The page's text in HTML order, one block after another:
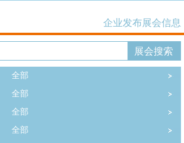
企业发布展会信息
全部
全部
全部
全部